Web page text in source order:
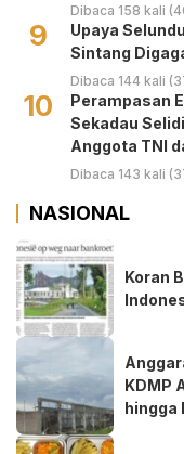
Dibaca 158 kali
9
Upaya
Sintang
Dibaca 144 kali
10
Perampasan
Sekadau
Anggota TNI
Dibaca 143 kali
NASIONAL
Koran
KDMP
hingga